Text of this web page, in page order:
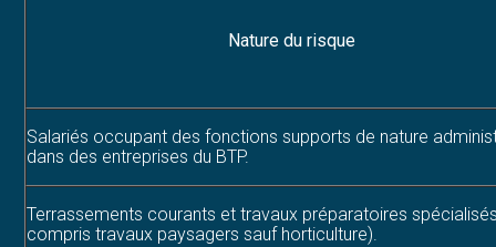
Nature du risque
Salariés occupant des fonctions supports de nature
dans des entreprises du BTP.
Terrassements courants et travaux préparatoires
compris travaux paysagers sauf horticulture).